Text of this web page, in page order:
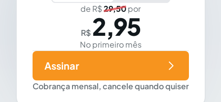
de R$29,50por
R$ 2,95
No primeiro mês
Cobrança mensal, cancele quando quiser
Assinar